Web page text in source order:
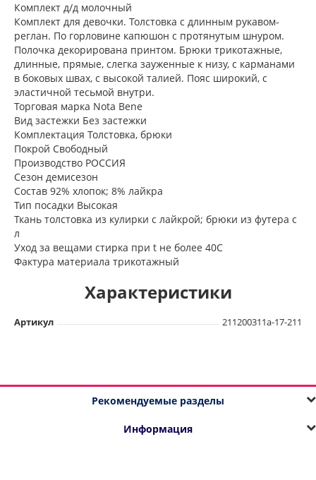
Комплект д/д молочный
Комплект для девочки. Толстовка с длинным рукавом-
реглан. По горловине капюшон с протянутым шнуром.
Полочка декорирована принтом. Брюки трикотажные,
длинные, прямые, слегка зауженные к низу, с карманами
в боковых швах, с высокой талией. Пояс широкий, с
эластичной тесьмой внутри.
Торговая марка Nota Bene
Вид застежки Без застежки
Комплектация Толстовка, брюки
Покрой Свободный
Производство РОССИЯ
Сезон демисезон
Состав 92% хлопок; 8% лайкра
Тип посадки Высокая
Ткань толстовка из кулирки с лайкрой; брюки из футера с
л
Уход за вещами стирка при t не более 40С
Фактура материала трикотажный
Характеристики
Артикул 211200311а-17-211
Рекомендуемые разделы
Информация